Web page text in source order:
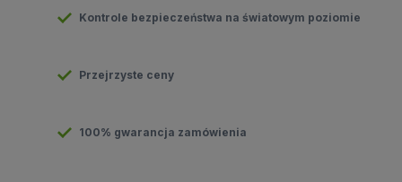
Kontrole bezpieczeństwa na światowym poziomie
Przejrzyste ceny
100% gwarancja zamówienia